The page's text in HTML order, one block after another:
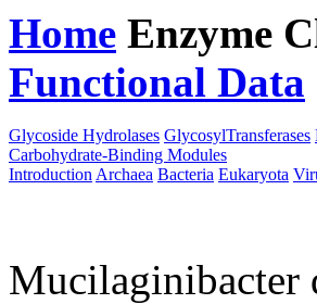
Home Enzyme
Functional Data
Glycoside Hydrolases GlycosylTransferases
Carbohydrate-Binding Modules
Introduction Archaea Bacteria Eukaryota
Mucilaginibacter